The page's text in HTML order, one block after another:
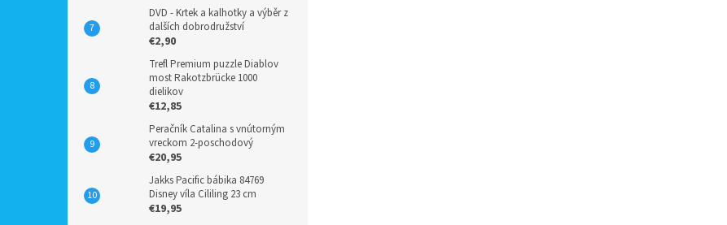
DVD - Krtek a kalhotky a výběr z
dalších dobrodružství
€2,90
Trefl Premium puzzle Diablov
most Rakotzbrücke 1000
dielikov
€12,85
Peračník Catalina s vnútorným
vreckom 2-poschodový
€20,95
Jakks Pacific bábika 84769
Disney víla Cililing 23 cm
€19,95